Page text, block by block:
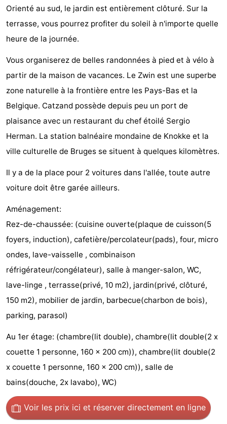
Cadzand-
Nieuwvliet-
Schoneveld
-
Resort
Nieuwvliet-
Bad
Waterdunen
Zonneweelde
-
Zwinhoeve
Hôtels
Last
Voir
et
faire
Lieux
d'intérêt
-
Musées
-
Monuments
-
Moulins
-
Points
vue
Attractions
Croisières
-
Terrains
de
Aires
-
Orienté au sud, le jardin est entièrement clôturé. Sur la
terrasse, vous pourrez profiter du soleil à n'importe quelle
heure de la journée.
Vous organiserez de belles randonnées à pied et à vélo à
partir de la maison de vacances. Le Zwin est une superbe
zone naturelle à la frontière entre les Pays-Bas et la
Belgique. Catzand possède depuis peu un port de
plaisance avec un restaurant du chef étoilé Sergio
Herman. La station balnéaire mondaine de Knokke et la
ville culturelle de Bruges se situent à quelques kilomètres.
Il y a de la place pour 2 voitures dans l'allée, toute autre
voiture doit être garée ailleurs.
Aménagement:
Rez-de-chaussée: (cuisine ouverte(plaque de cuisson(5
foyers, induction), cafetière/percolateur(pads), four, micro
ondes, lave-vaisselle , combinaison
réfrigérateur/congélateur), salle à manger-salon, WC,
lave-linge , terrasse(privé, 10 m2), jardin(privé, clôturé,
150 m2), mobilier de jardin, barbecue(charbon de bois),
parking, parasol)
Au 1er étage: (chambre(lit double), chambre(lit double(2 x
couette 1 personne, 160 x 200 cm)), chambre(lit double(2
x couette 1 personne, 160 x 200 cm)), salle de
bains(douche, 2x lavabo), WC)
Voir les prix ici et réserver directement en ligne